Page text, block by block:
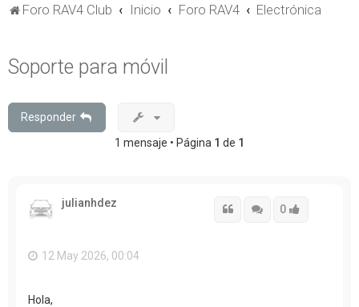
Foro RAV4 Club Inicio Foro RAV4 Electrónica
Soporte para móvil
Responder
1 mensaje • Página 1 de 1
julianhdez Citar 0
Citar
12 May 2026, 00:04
Hola,